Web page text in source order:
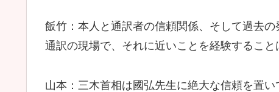
飯竹：本人と通訳者の信頼関係、そして過去
通訳の現場で、それに近いことを経験すること
山本：三木首相は國弘先生に絶大な信頼を置